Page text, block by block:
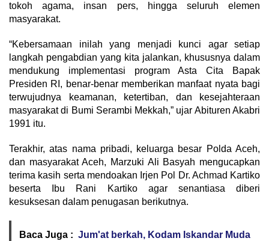
tokoh agama, insan pers, hingga seluruh elemen
masyarakat.
“Kebersamaan inilah yang menjadi kunci agar setiap
langkah pengabdian yang kita jalankan, khususnya dalam
mendukung implementasi program Asta Cita Bapak
Presiden RI, benar-benar memberikan manfaat nyata bagi
terwujudnya keamanan, ketertiban, dan kesejahteraan
masyarakat di Bumi Serambi Mekkah,” ujar Abituren Akabri
1991 itu.
Terakhir, atas nama pribadi, keluarga besar Polda Aceh,
dan masyarakat Aceh, Marzuki Ali Basyah mengucapkan
terima kasih serta mendoakan Irjen Pol Dr. Achmad Kartiko
beserta Ibu Rani Kartiko agar senantiasa diberi
kesuksesan dalam penugasan berikutnya.
Baca Juga : Jum'at berkah, Kodam Iskandar Muda